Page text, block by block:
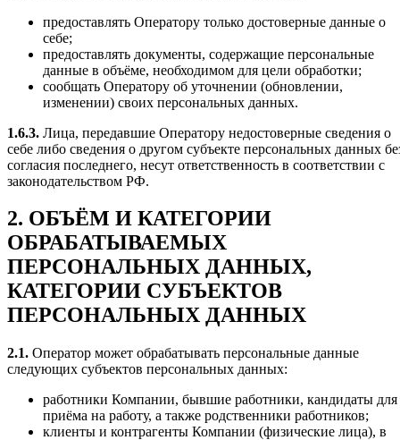
предоставлять Оператору только достоверные данные о
себе;
предоставлять документы, содержащие персональные
данные в объёме, необходимом для цели обработки;
сообщать Оператору об уточнении (обновлении,
изменении) своих персональных данных.
1.6.3. Лица, передавшие Оператору недостоверные сведения о
себе либо сведения о другом субъекте персональных данных
согласия последнего, несут ответственность в соответствии с
законодательством РФ.
2. ОБЪЁМ И КАТЕГОРИИ
ОБРАБАТЫВАЕМЫХ
ПЕРСОНАЛЬНЫХ ДАННЫХ,
КАТЕГОРИИ СУБЪЕКТОВ
ПЕРСОНАЛЬНЫХ ДАННЫХ
2.1. Оператор может обрабатывать персональные данные
следующих субъектов персональных данных:
работники Компании, бывшие работники, кандидаты для
приёма на работу, а также родственники работников;
клиенты и контрагенты Компании (физические лица), в